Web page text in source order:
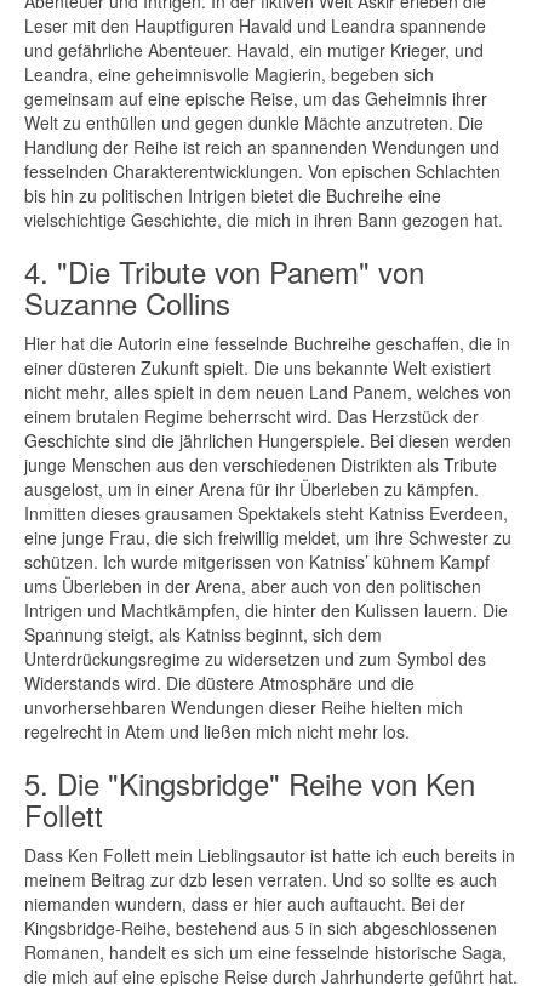
Leser mit den Hauptfiguren Havald und Leandra spannende
und gefährliche Abenteuer. Havald, ein mutiger Krieger, und
Leandra, eine geheimnisvolle Magierin, begeben sich
gemeinsam auf eine epische Reise, um das Geheimnis ihrer
Welt zu enthüllen und gegen dunkle Mächte anzutreten. Die
Handlung der Reihe ist reich an spannenden Wendungen und
fesselnden Charakterentwicklungen. Von epischen Schlachten
bis hin zu politischen Intrigen bietet die Buchreihe eine
vielschichtige Geschichte, die mich in ihren Bann gezogen hat.
4. "Die Tribute von Panem" von
Suzanne Collins
Hier hat die Autorin eine fesselnde Buchreihe geschaffen, die in
einer düsteren Zukunft spielt. Die uns bekannte Welt existiert
nicht mehr, alles spielt in dem neuen Land Panem, welches von
einem brutalen Regime beherrscht wird. Das Herzstück der
Geschichte sind die jährlichen Hungerspiele. Bei diesen werden
junge Menschen aus den verschiedenen Distrikten als Tribute
ausgelost, um in einer Arena für ihr Überleben zu kämpfen.
Inmitten dieses grausamen Spektakels steht Katniss Everdeen,
eine junge Frau, die sich freiwillig meldet, um ihre Schwester zu
schützen. Ich wurde mitgerissen von Katniss’ kühnem Kampf
ums Überleben in der Arena, aber auch von den politischen
Intrigen und Machtkämpfen, die hinter den Kulissen lauern. Die
Spannung steigt, als Katniss beginnt, sich dem
Unterdrückungsregime zu widersetzen und zum Symbol des
Widerstands wird. Die düstere Atmosphäre und die
unvorhersehbaren Wendungen dieser Reihe hielten mich
regelrecht in Atem und ließen mich nicht mehr los.
5. Die "Kingsbridge" Reihe von Ken
Follett
Dass Ken Follett mein Lieblingsautor ist hatte ich euch bereits in
meinem Beitrag zur dzb lesen verraten. Und so sollte es auch
niemanden wundern, dass er hier auch auftaucht. Bei der
Kingsbridge-Reihe, bestehend aus 5 in sich abgeschlossenen
Romanen, handelt es sich um eine fesselnde historische Saga,
die mich auf eine epische Reise durch Jahrhunderte geführt hat.